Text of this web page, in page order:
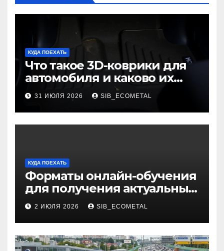
КУДА ПОЕХАТЬ
Что такое 3D-коврики для
автомобиля и каково их
основное назначение
31 ИЮЛЯ 2026 SIB_ECOMETAL
КУДА ПОЕХАТЬ
Форматы онлайн-обучения
для получения актуальных
профессий
2 ИЮЛЯ 2026 SIB_ECOMETAL